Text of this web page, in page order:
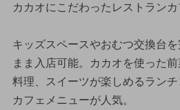
カカオにこだわったレストランカ
キッズスペースやおむつ交換台
まま入店可能。カカオを使った
料理、スイーツが楽しめるラン
カフェメニューが人気。